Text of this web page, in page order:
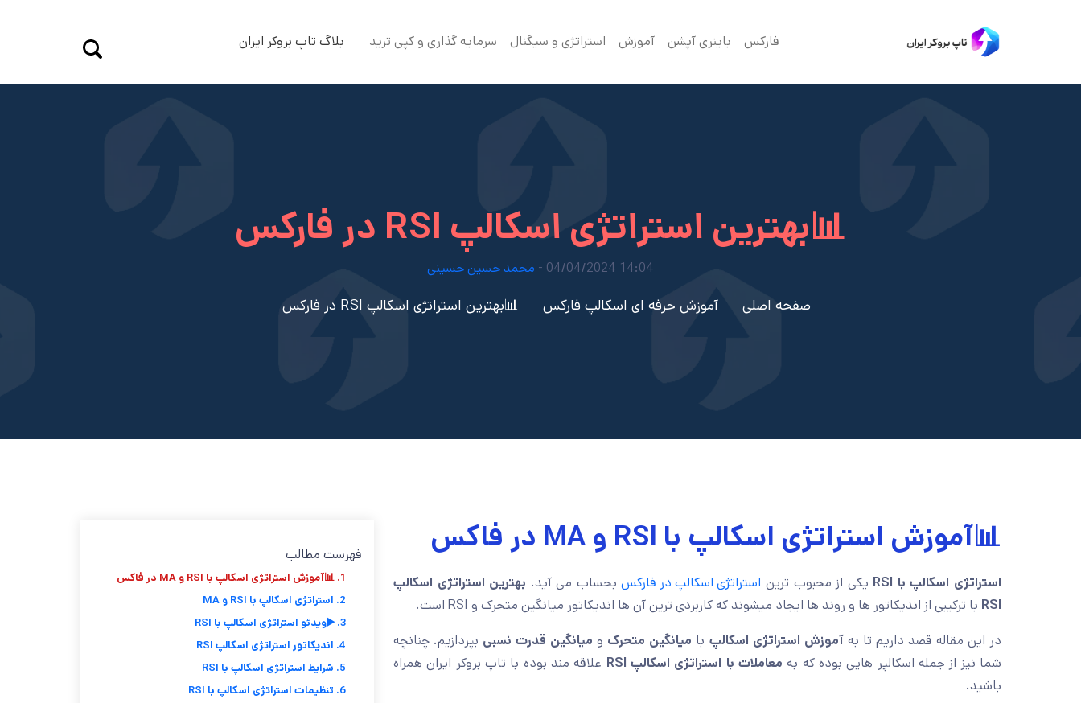
فارکس باینری آپشن آموزش استراتژی و سیگنال سرمایه گذاری و کپی ترید بلاگ تاپ بروکر ایران
📊بهترین استراتژی اسکالپ RSI در فارکس
14:04 04/04/2024 - محمد حسین حسینی
صفحه اصلی آموزش حرفه ای اسکالپ فارکس 📊بهترین استراتژی اسکالپ RSI در فارکس
📊آموزش استراتژی اسکالپ با RSI و MA در فاکس
استراتژی اسکالپ با RSI یکی از محبوب ترین استراتژی اسکالپ در فارکسبحساب می آید. بهترین استراتژی اسکالپ
RSI با ترکیبی از اندیکاتور ها و روند ها ایجاد میشوند که کاربردی ترین آن ها اندیکاتور میانگین متحرک و RSI است.
در این مقاله قصد داریم تا بهآموزش استراتژی اسکالپ با میانگین متحرک و میانگین قدرت نسبی بپردازیم. چنانچه
شما نیز از جمله اسکالپر هایی بوده که به معاملات با استراتژی اسکالپ RSI
علاقه مند بوده با تاپ بروکر ایران همراه
باشید.
فهرست مطالب
1. 📊آموزش استراتژی اسکالپ با RSI و MA در فاکس
2. استراتژی اسکالپ با RSI و MA
3. ▶️ویدئو استراتژی اسکالپ با RSI
4. اندیکاتور استراتژی اسکالپ RSI
5. شرایط استراتژی اسکالپ با RSI
6. تنظیمات استراتژی اسکالپ با RSI